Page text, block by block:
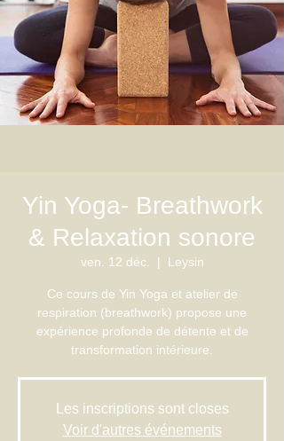
Yin Yoga- Breathwork
& Relaxation sonore
ven. 12 déc.
  |
Leysin
Ce cours de Yin Yoga et atelier de
respiration (breathwork) propose une
expérience profonde de détente et de
transformation intérieure.
Les inscriptions sont closes
Voir d'autres événements